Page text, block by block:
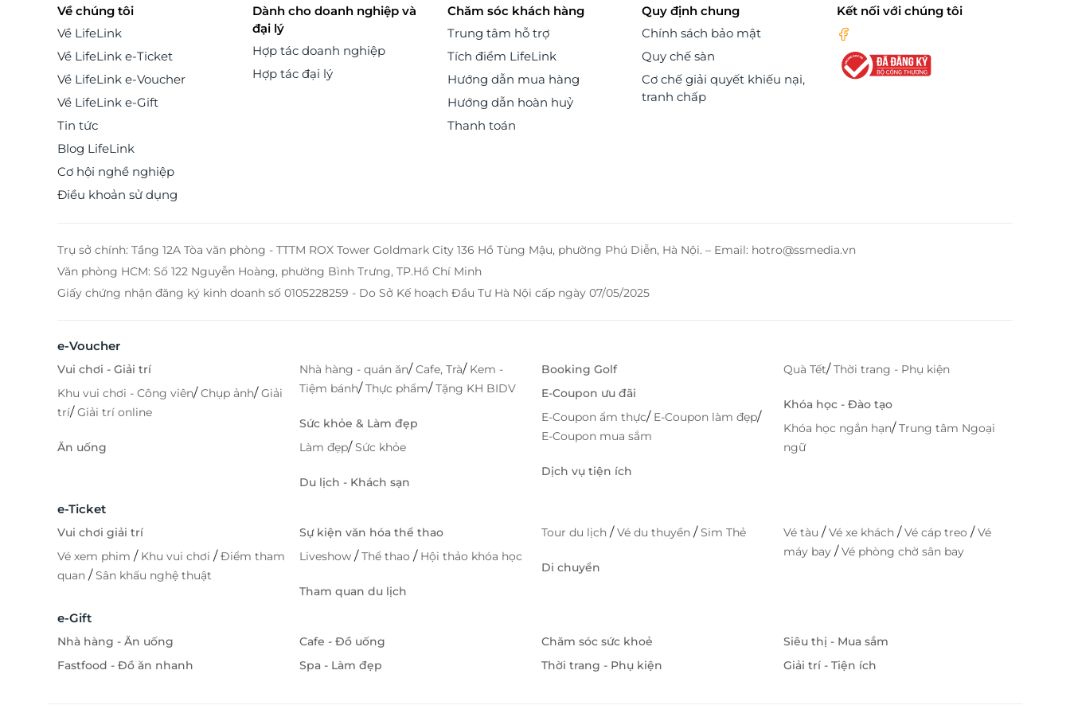
cùng chất lượng dịch vụ đẳng cấp, SADO hứa hẹn sẽ
Về chúng tôi
Về LifeLink
Về LifeLink e-Ticket
Về LifeLink e-Voucher
Về LifeLink e-Gift
Tin tức
Blog LifeLink
Cơ hội nghề nghiệp
Điều khoản sử dụng
Dành cho doanh nghiệp và
đại lý
Hợp tác doanh nghiệp
Hợp tác đại lý
Chăm sóc khách hàng
Trung tâm hỗ trợ
Tích điểm LifeLink
Hướng dẫn mua hàng
Hướng dẫn hoàn huỷ
Thanh toán
Quy định chung
Chính sách bảo mật
Quy chế sàn
Cơ chế giải quyết khiếu nại,
tranh chấp
Kết nối với chúng tôi
Trụ sở chính: Tầng 12A Tòa văn phòng - TTTM ROX Tower Goldmark City 136 Hồ Tùng Mậu, phường Phú Diễn, Hà Nội. – Email: hotro@ssmedia.vn
Văn phòng HCM: Số 122 Nguyễn Hoàng, phường Bình Trưng, TP.Hồ Chí Minh
Giấy chứng nhận đăng ký kinh doanh số 0105228259 - Do Sở Kế hoạch Đầu Tư Hà Nội cấp ngày 07/05/2025
e-Voucher
Vui chơi - Giải trí
Khu vui chơi - Công viên/Chụp ảnh/Giải
trí/Giải trí online
Ăn uống
Nhà hàng - quán ăn/Cafe, Trà/ Kem -
Tiệm bánh/Thực phẩm/Tặng KH BIDV
Sức khỏe & Làm đẹp
Làm đẹp/Sức khỏe
Du lịch - Khách sạn
Booking Golf
E-Coupon ưu đãi
E-Coupon ẩm thực/ E-Coupon làm đẹp/
E-Coupon mua sắm
Dịch vụ tiện ích
Quà Tết/Thời trang - Phụ kiện
Khóa học - Đào tạo
Khóa học ngắn hạn/Trung tâm Ngoại
ngữ
e-Ticket
Vui chơi giải trí
Vé xem phim / Khu vui chơi /Điểm tham
quan /Sân khấu nghệ thuật
Sự kiện văn hóa thể thao
Liveshow /Thể thao / Hội thảo khóa học
Tham quan du lịch
Tour du lịch /Vé du thuyền /Sim Thẻ
Di chuyển
Vé tàu /Vé xe khách /Vé cáp treo /Vé
máy bay /Vé phòng chờ sân bay
e-Gift
Nhà hàng - Ăn uống
Fastfood - Đồ ăn nhanh
Cafe - Đồ uống
Spa - Làm đẹp
Chăm sóc sức khoẻ
Thời trang - Phụ kiện
Siêu thị - Mua sắm
Giải trí - Tiện ích